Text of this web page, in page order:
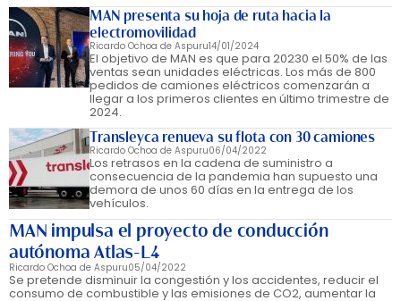
MAN presenta su hoja de ruta hacia la
electromovilidad
Ricardo Ochoa de Aspuru14/01/2024
El objetivo de MAN es que para 20230 el 50% de las
ventas sean unidades eléctricas. Los más de 800
pedidos de camiones eléctricos comenzarán a
llegar a los primeros clientes en último trimestre de
2024.
Transleyca renueva su flota con 30 camiones
Ricardo Ochoa de Aspuru06/04/2022
Los retrasos en la cadena de suministro a
consecuencia de la pandemia han supuesto una
demora de unos 60 días en la entrega de los
vehículos.
MAN impulsa el proyecto de conducción
autónoma Atlas-L4
Ricardo Ochoa de Aspuru05/04/2022
Se pretende disminuir la congestión y los accidentes, reducir el
consumo de combustible y las emisiones de CO2, aumentar la